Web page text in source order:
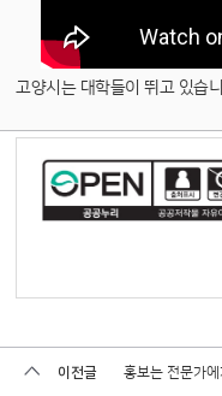
고양시는 대학들이 뛰고 있습
이전글 홍보는 전문가